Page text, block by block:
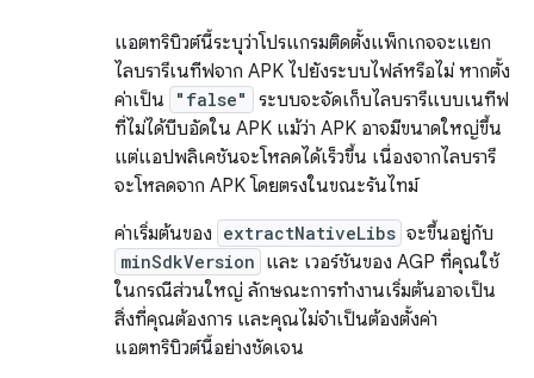
แอตทริบิวต์นี้ระบุว่าโปรแกรมติดตั้งแพ็กเกจจะแยก
ไลบรารีเนทีฟจาก APK ไปยังระบบไฟล์หรือไม่ หากตั้ง
ค่าเป็น
"false"
ระบบจะจัดเก็บไลบรารีแบบเนทีฟ
ที่ไม่ได้บีบอัดใน APK แม้ว่า APK อาจมีขนาดใหญ่ขึ้น
แต่แอปพลิเคชันจะโหลดได้เร็วขึ้น เนื่องจากไลบรารี
จะโหลดจาก APK โดยตรงในขณะรันไทม์
ค่าเริ่มต้นของ extractNativeLibs จะขึ้นอยู่กับ
minSdkVersion และ เวอร์ชันของ AGP ที่คุณใช้
ในกรณีส่วนใหญ่ ลักษณะการทำงานเริ่มต้นอาจเป็น
สิ่งที่คุณต้องการ และคุณไม่จำเป็นต้องตั้งค่า
แอตทริบิวต์นี้อย่างชัดเจน